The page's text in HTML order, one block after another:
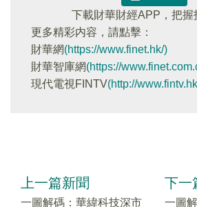
下載財華財經APP，把握
更多精彩内容，請點擊：
財華網(https://www.finet.hk/)
財華智庫網(https://
現代電視FINTV(http://
上一篇新聞
一圖解碼：華緯科技深市
下一
一圖